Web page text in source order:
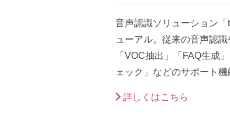
音声認識ソリューション
ューアル。従来の音声認
「VOC抽出」「FAQ生成
ェック」などのサポート機
詳しくはこちら